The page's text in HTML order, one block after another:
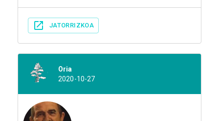
JATORRIZKOA
Oria
2020-10-27